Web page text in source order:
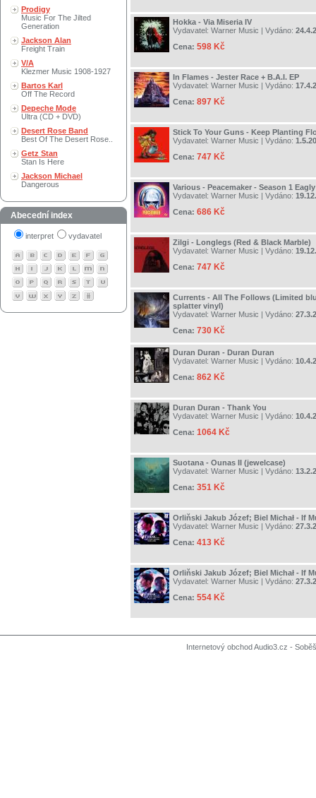
Prodigy
Music For The Jilted
Generation
Jackson Alan
Freight Train
V/A
Klezmer Music 1908-1927
Bartos Karl
Off The Record
Depeche Mode
Ultra (CD + DVD)
Desert Rose Band
Best Of The Desert Rose..
Getz Stan
Stan Is Here
Jackson Michael
Dangerous
Abecední index
interpret vydavatel
Hokka - Via Miseria IV
Vydavatel: Warner Music | Vydáno:
Cena: 598 Kč
In Flames - Jester Race + B.A.I. EP
Vydavatel: Warner Music | Vydáno:
Cena: 897 Kč
Stick To Your Guns - Keep Planting
Vydavatel: Warner Music | Vydáno:
Cena: 747 Kč
Various - Peacemaker - Season 1 Eagly
Vydavatel: Warner Music | Vydáno:
Cena: 686 Kč
Zilgi - Longlegs (Red & Black Marble)
Vydavatel: Warner Music | Vydáno:
Cena: 747 Kč
Currents - All The Follows (Limited
splatter vinyl)
Vydavatel: Warner Music | Vydáno:
Cena: 730 Kč
Duran Duran - Duran Duran
Vydavatel: Warner Music | Vydáno:
Cena: 862 Kč
Duran Duran - Thank You
Vydavatel: Warner Music | Vydáno:
Cena: 1064 Kč
Suotana - Ounas II (jewelcase)
Vydavatel: Warner Music | Vydáno:
Cena: 351 Kč
Orliňski Jakub Józef; Biel Michał - If
Vydavatel: Warner Music | Vydáno:
Cena: 413 Kč
Orliňski Jakub Józef; Biel Michał - If
Vydavatel: Warner Music | Vydáno:
Cena: 554 Kč
Internetový obchod Audio3.cz -